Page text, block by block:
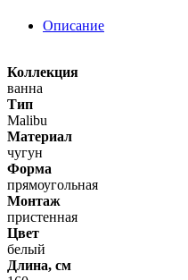
Описание
Коллекция
ванна
Тип
Malibu
Материал
чугун
Форма
прямоугольная
Монтаж
пристенная
Цвет
белый
Длина, см